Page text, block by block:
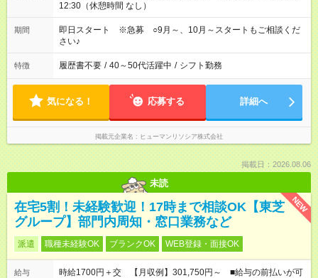
12:30（休憩時間 なし）
期間
即日スタート ※急募 ○9月～、10月～スタートもご相談くだ
さい♪
特徴 履歴書不要 / 40～50代活躍中 / シフト勤務
気になる！ 応募する 詳細へ
掲載元企業名 ヒューマンリソシア株式会社
掲載日：2026.08.06
未読
NEW
在宅5割！未経験歓迎！17時まで相談OK【東芝
グループ】部門内周知・窓口業務など
派遣 職種未経験OK ブランクOK WEB登録・面接OK
給与
時給1700円＋交 【月収例】301,750円～ ■給与の前払いが可